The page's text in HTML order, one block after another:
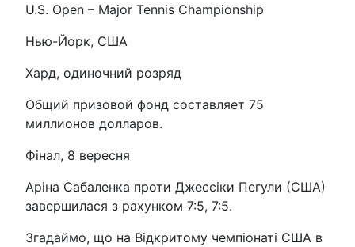
U.S. Open – Major Tennis Championship
Нью-Йорк, США
Хард, одиночний розряд
Общий призовой фонд составляет 75
миллионов долларов.
Фінал, 8 вересня
Аріна Сабаленка проти Джессіки Пегули (США)
завершилася з рахунком 7:5, 7:5.
Згадаймо, що на Відкритому чемпіонаті США в